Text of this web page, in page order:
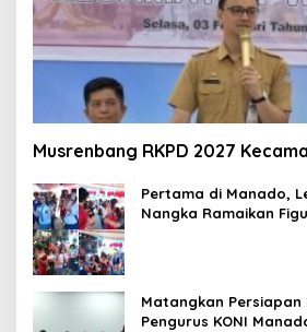
Musrenbang RKPD 2027
Pertama di Manado,
Nangka Ramaikan
Matangkan Persiapan
Pengurus KONI